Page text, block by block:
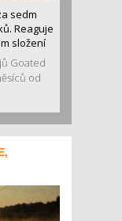
sedm
Reaguje
složení
Goated
od